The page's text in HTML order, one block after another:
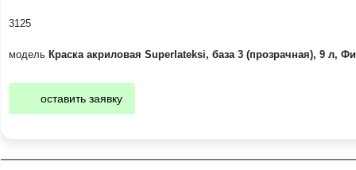
3125
модель Краска акриловая Superlateksi, база 3 (прозрачная), 9 л,
оставить заявку